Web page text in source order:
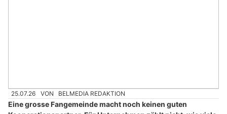
25.07.26 VON BELMEDIA REDAKTION
Eine grosse Fangemeinde macht noch keinen guten